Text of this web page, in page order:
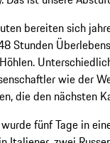
bereiten sich
Stunden
wie der
die den nächsten
fünf Tage in